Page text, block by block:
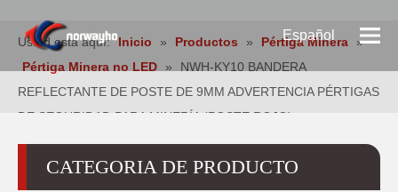
Español
Pусский
Usted está aquí: Inicio » Productos » Pértiga Minera
»
Pértiga Minera no LED
»
NWH-KY10 BANDERA
REFLECTANTE DE POSTE DE 9MM ADVERTENCIA PÉRTIGAS
DE SEGURIDAD PARA MINERÍA (POSTE ROJO)
CATEGORIA DE PRODUCTO